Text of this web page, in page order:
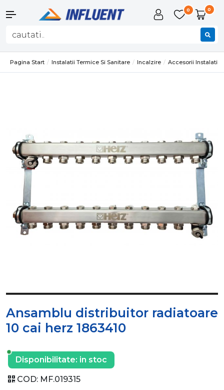
0 0
Pagina Start Instalatii Termice Si Sanitare Incalzire Accesorii Instalatii
Ansamblu distribuitor radiatoare
10 cai herz 1863410
Disponibilitate: in stoc
COD: MF.019315